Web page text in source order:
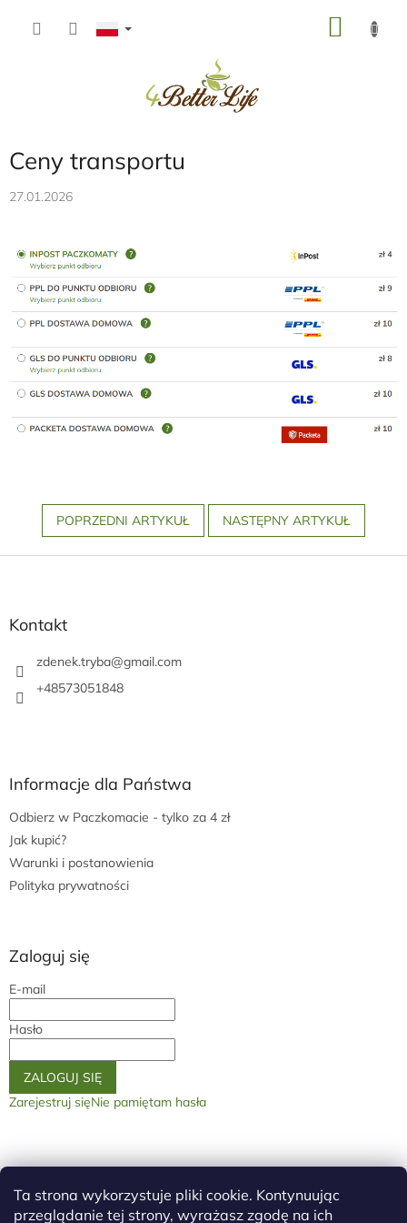
Ta strona wykorzystuje pliki cookie. Kontynuując
przeglądanie tej strony, wyrażasz zgodę na ich
Ceny transportu
27.01.2026
POPRZEDNI ARTYKUŁ NASTĘPNY ARTYKUŁ
S
Kontakt
zdenek.tryba@gmail.com
+48573051848
Informacje dla Państwa
Odbierz w Paczkomacie - tylko za 4 zł
Jak kupić?
Warunki i postanowienia
Polityka prywatności
Zaloguj się
E-mail
Hasło
ZALOGUJ SIĘ
Zarejestruj sięNie pamiętam hasła
Na stronę główną GDPR Warunki handlove Warunki ogólne